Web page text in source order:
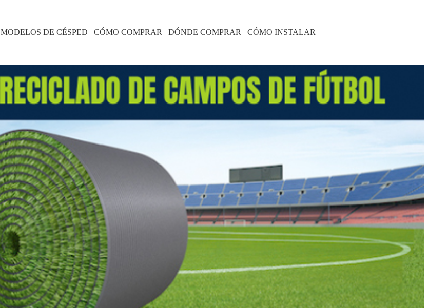
MODELOS DE CÉSPED CÓMO COMPRAR DÓNDE COMPRAR CÓMO INSTALAR